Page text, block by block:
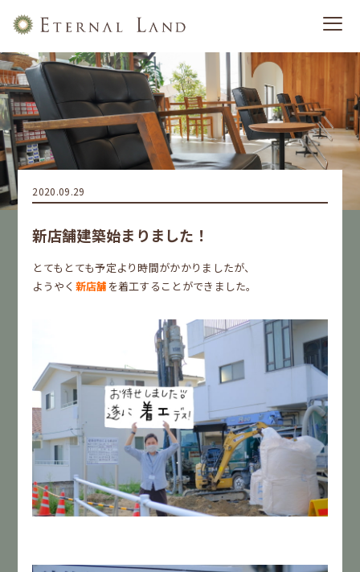
2020.09.29
新店舗建築始まりました！
とてもとても予定より時間がかかりましたが、
ようやく 新店舗 を着工することができました。